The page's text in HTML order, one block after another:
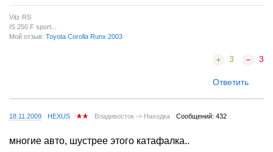
Vitz RS
IS 250 F sport...
Мой отзыв: Toyota Corolla Runx 2003
3 3
Ответить
18.11.2009 HEXUS Владивосток -> Находка Сообщений: 432
многие авто, шустрее этого катафалка..